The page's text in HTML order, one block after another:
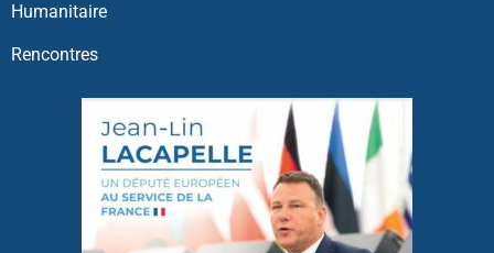
Humanitaire
Rencontres